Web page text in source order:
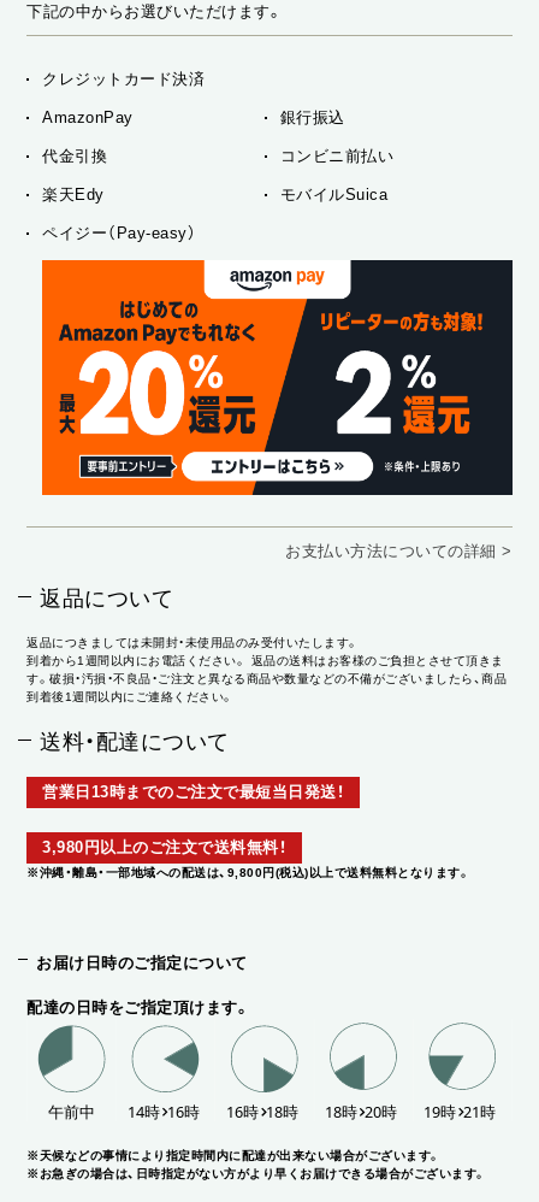
下記の中からお選びいただけます。
クレジットカード決済
AmazonPay 銀行振込
代金引換 コンビニ前払い
楽天Edy モバイルSuica
ペイジー（Pay-easy）
お支払い方法についての詳細 >
返品について
返品につきましては未開封・未使用品のみ受付いたします。
到着から1週間以内にお電話ください。 返品の送料はお客様のご負担とさせて頂きま
す。破損・汚損・不良品・ご注文と異なる商品や数量などの不備がございましたら、商品
到着後1週間以内にご連絡ください。
送料・配達について
営業日13時までのご注文で最短当日発送！
3,980円以上のご注文で送料無料！
※沖縄・離島・一部地域への配送は、9,800円(税込)以上で送料無料となります。
お届け日時のご指定について
配達の日時をご指定頂けます。
※天候などの事情により指定時間内に配達が出来ない場合がございます。
※お急ぎの場合は、日時指定がない方がより早くお届けできる場合がございます。